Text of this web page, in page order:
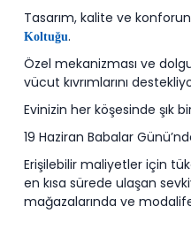
Tasarım, kalite ve
Koltuğu.
Özel mekanizması ve
vücut kıvrımlarını
Evinizin her köşesinde şık
19 Haziran Babalar
Erişilebilir maliyetler için
en kısa sürede ulaşan
mağazalarında ve